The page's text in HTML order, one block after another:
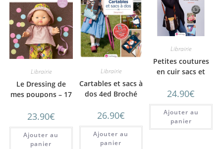
Librairie
Le Dressing de
mes poupons – 17
poupons (tailles
34, 36, 38 cm)
23.90€
Ajouter au
panier
Librairie
Cartables et sacs à
dos 4ed Broché
26.90€
Ajouter au
panier
Librairie
Petites coutures
en cuir sacs et
24.90€
Ajouter au
panier